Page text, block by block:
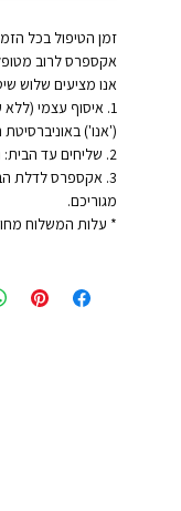
אקספרס לרוב
אנו מציעים שלוש
1. איסוף עצמי
('אנו')
2. שליחים עד הבית: נמסר עד 5 ימי עסקים - לכתובת מגוריכם.
מגוריכם.
* עלות המשלוח